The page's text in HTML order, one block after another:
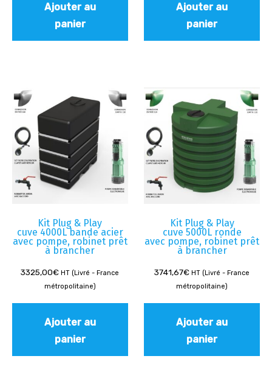
Ajouter au
panier
Ajouter au
panier
Kit Plug & Play
cuve 4000L bande acier
avec pompe, robinet prêt
à brancher
3325,00€ HT (Livré - France
métropolitaine)
Ajouter au
panier
Kit Plug & Play
cuve 5000L ronde
avec pompe, robinet prêt
à brancher
3741,67€ HT (Livré - France
métropolitaine)
Ajouter au
panier